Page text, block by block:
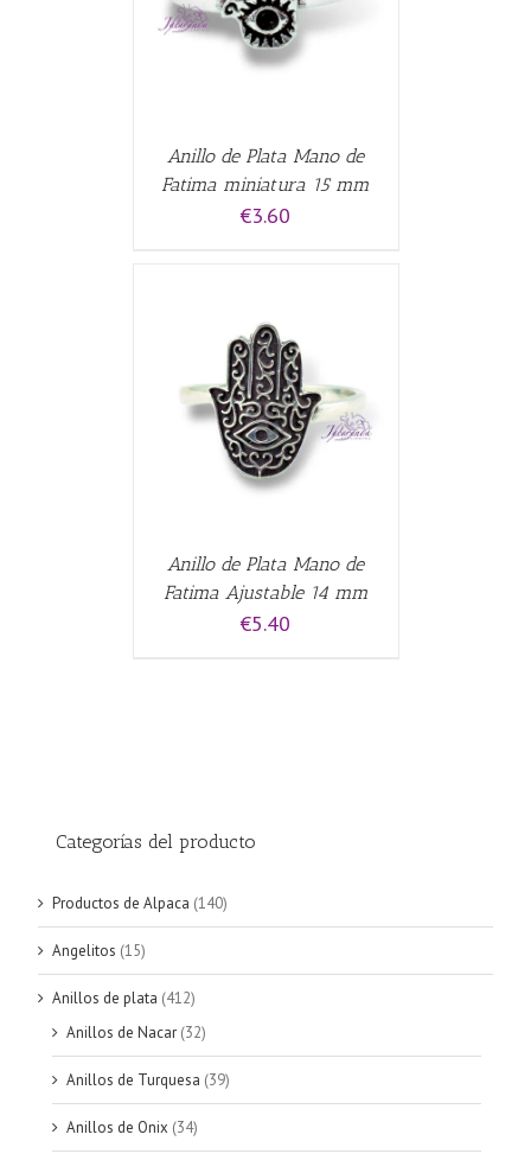
Anillo de Plata Mano de
Fatima miniatura 15 mm
€3.60
Anillo de Plata Mano de
Fatima Ajustable 14 mm
€5.40
Categorías del producto
Productos de Alpaca (140)
Angelitos (15)
Anillos de plata (412)
Anillos de Nacar (32)
Anillos de Turquesa (39)
Anillos de Onix (34)